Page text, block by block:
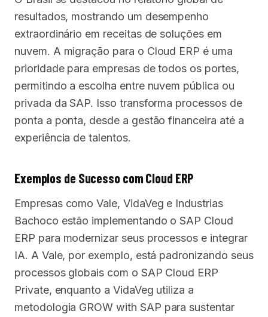
resultados, mostrando um desempenho
extraordinário em receitas de soluções em
nuvem. A migração para o Cloud ERP é uma
prioridade para empresas de todos os portes,
permitindo a escolha entre nuvem pública ou
privada da SAP. Isso transforma processos de
ponta a ponta, desde a gestão financeira até a
experiência de talentos.
Exemplos de Sucesso com Cloud ERP
Empresas como Vale, VidaVeg e Industrias
Bachoco estão implementando o SAP Cloud
ERP para modernizar seus processos e integrar
IA. A Vale, por exemplo, está padronizando seus
processos globais com o SAP Cloud ERP
Private, enquanto a VidaVeg utiliza a
metodologia GROW with SAP para sustentar